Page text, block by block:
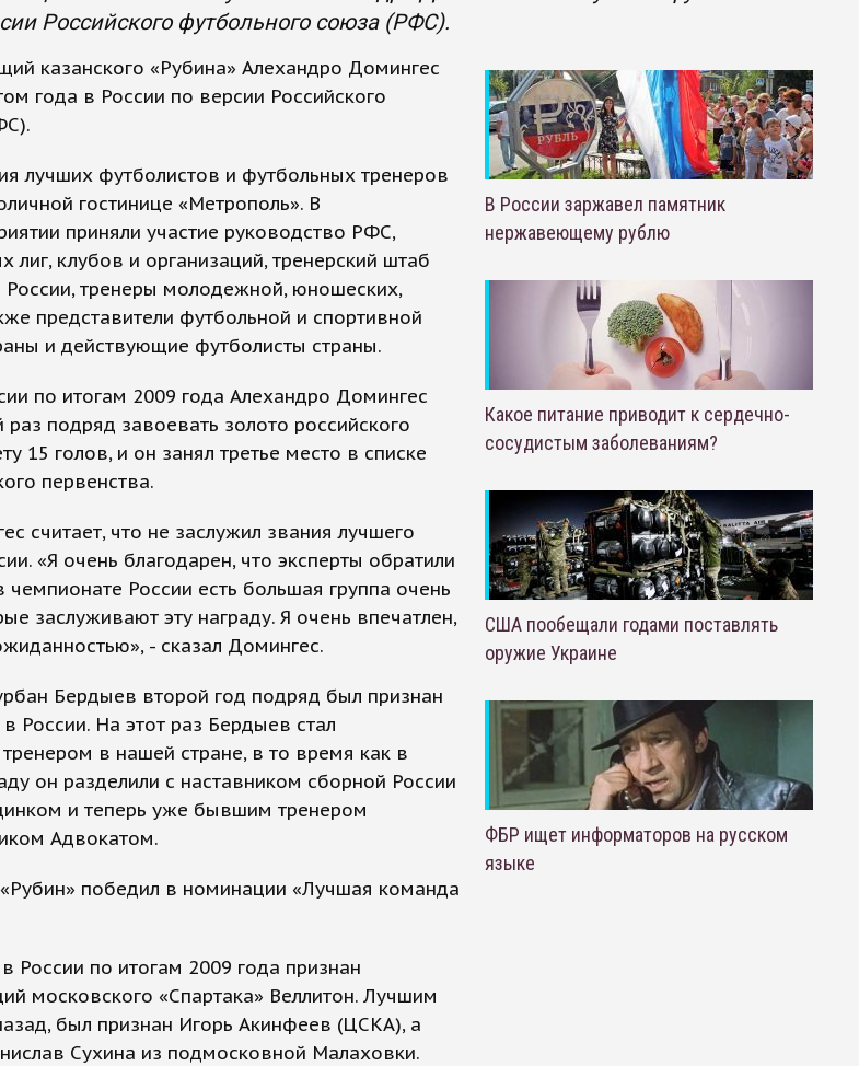
Российского футбольного союза (РФС).
казанского «Рубина» Алехандро Домингес
года в России по версии Российского
лучших футболистов и футбольных тренеров
гостинице «Метрополь». В
приняли участие руководство РФС,
лиг, клубов и организаций, тренерский штаб
России, тренеры молодежной, юношеских,
представители футбольной и спортивной
и действующие футболисты страны.
по итогам 2009 года Алехандро Домингес
подряд завоевать золото российского
15 голов, и он занял третье место в списке
первенства.
считает, что не заслужил звания лучшего
«Я очень благодарен, что эксперты обратили
России есть большая группа очень
заслуживают эту награду. Я очень впечатлен,
- сказал Домингес.
Бердыев второй год подряд был признан
России. На этот раз Бердыев стал
в нашей стране, в то время как в
он разделили с наставником сборной России
и теперь уже бывшим тренером
Адвокатом.
победил в номинации «Лучшая команда
по итогам 2009 года признан
московского «Спартака» Веллитон. Лучшим
был признан Игорь Акинфеев (ЦСКА), а
Сухина из подмосковной Малаховки.
В России заржавел памятник
нержавеющему рублю
Какое питание приводит к сердечно-
сосудистым заболеваниям?
США пообещали годами поставлять
оружие Украине
ФБР ищет информаторов на русском
языке